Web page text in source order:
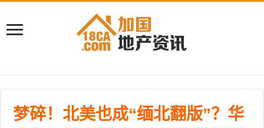
梦碎！北美也成“缅北翻版”？华